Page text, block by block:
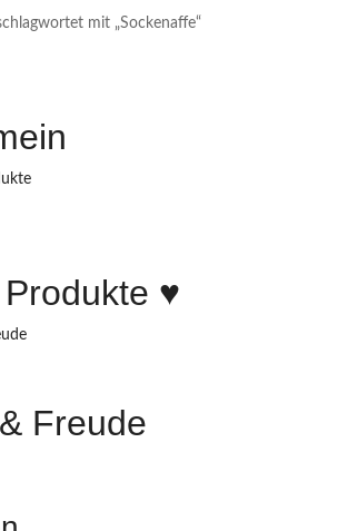
mit „Sockenaffe“
♥️
Freude